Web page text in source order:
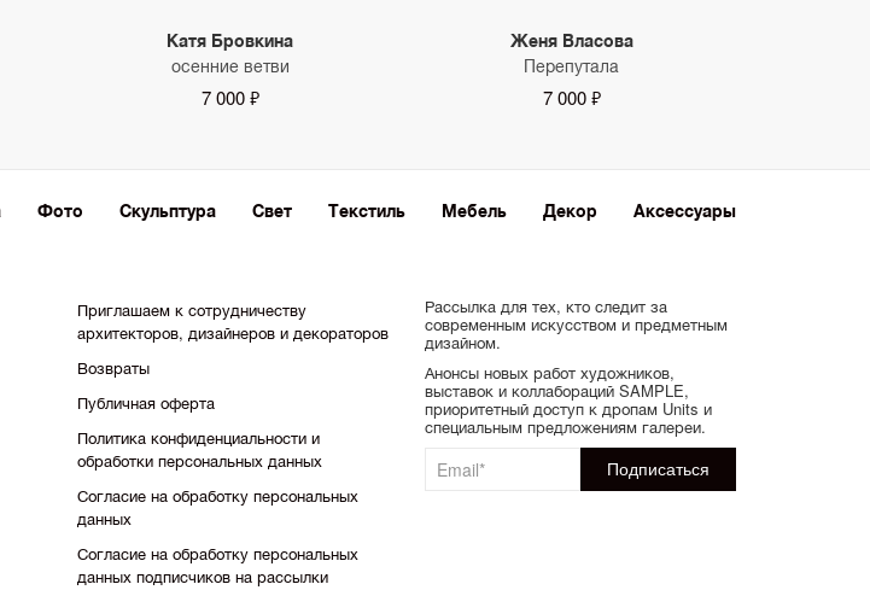
Катя Бровкина
осенние ветви
7 000 ₽
Женя Власова
Перепутала
7 000 ₽
Фото Скульптура Свет Текстиль Мебель Декор Аксессуары
Приглашаем к сотрудничеству
архитекторов, дизайнеров и декораторов
Возвраты
Публичная оферта
Политика конфиденциальности и
обработки персональных данных
Согласие на обработку персональных
данных
Согласие на обработку персональных
данных подписчиков на рассылки
Рассылка для тех, кто следит за
современным искусством и предметным
дизайном.
Анонсы новых работ художников,
выставок и коллабораций SAMPLE,
приоритетный доступ к дропам Units и
специальным предложениям галереи.